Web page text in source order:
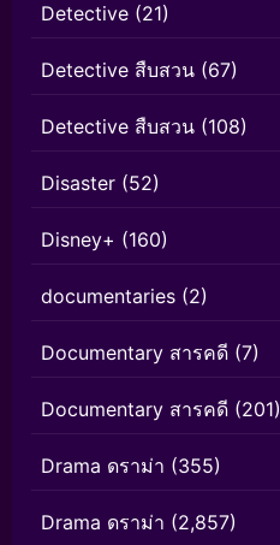
Detective (21)
Detective สืบสวน (67)
Detective สืบสวน (108)
Disaster (52)
Disney+ (160)
documentaries (2)
Documentary สารคดี (7)
Documentary สารคดี (201)
Drama ดราม่า (355)
Drama ดราม่า (2,857)